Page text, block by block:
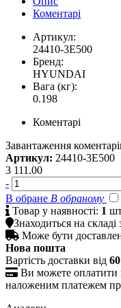
Коментарі
Артикул:
24410-3E500
Бренд:
HYUNDAI
Вага (кг):
0.198
Коментарі
Завантаження
Артикул: 24410-3E500
3 111.00
-
В обране В обраному
 Товар у наявності: 1
Знаходиться на складі
 Може бути
Нова пошта
Вартість доставки від
 Ви можете оплатити
наложеним платежем